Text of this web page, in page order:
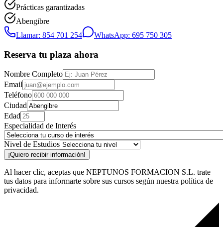
Prácticas garantizadas
Abengibre
Llamar: 854 701 254
WhatsApp: 695 750 305
Reserva tu plaza ahora
Nombre Completo
Email
Teléfono
Ciudad
Edad
Especialidad de Interés
Nivel de Estudios
¡Quiero recibir información!
Al hacer clic, aceptas que NEPTUNOS FORMACION S.L. trate
tus datos para informarte sobre sus cursos según nuestra política de
privacidad.